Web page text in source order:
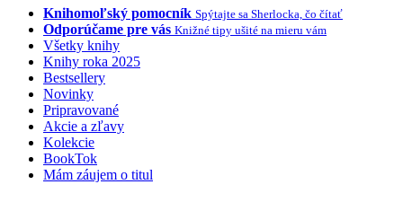
Knihomoľský pomocník Spýtajte sa Sherlocka, čo čítať
Odporúčame pre vás Knižné tipy ušité na mieru vám
Všetky knihy
Knihy roka 2025
Bestsellery
Novinky
Pripravované
Akcie a zľavy
Kolekcie
BookTok
Mám záujem o titul